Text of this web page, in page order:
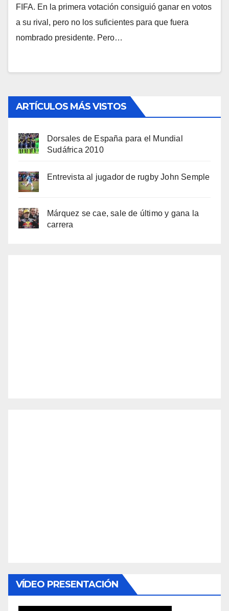
FIFA. En la primera votación consiguió ganar en votos
a su rival, pero no los suficientes para que fuera
nombrado presidente. Pero…
ARTÍCULOS MÁS VISTOS
Dorsales de España para el Mundial
Sudáfrica 2010
Entrevista al jugador de rugby John Semple
Márquez se cae, sale de último y gana la
carrera
VÍDEO PRESENTACIÓN